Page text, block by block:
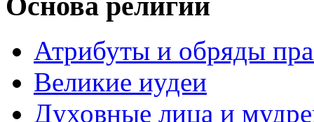
Атрибуты и обряды
Великие иудеи
Духовные лица и